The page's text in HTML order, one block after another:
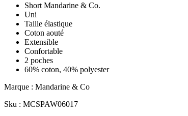
Short Mandarine & Co.
Uni
Taille élastique
Coton aouté
Extensible
Confortable
2 poches
60% coton, 40% polyester
Marque : Mandarine & Co
Sku : MCSPAW06017